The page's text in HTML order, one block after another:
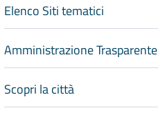
Elenco Siti tematici
Amministrazione Trasparente
Scopri la città